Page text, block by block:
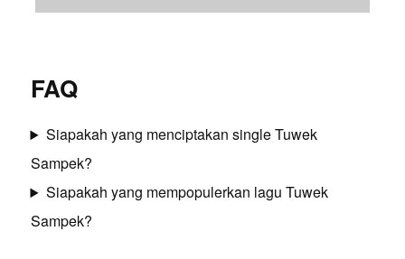
FAQ
Siapakah yang menciptakan single Tuwek
Sampek?
Siapakah yang mempopulerkan lagu Tuwek
Sampek?